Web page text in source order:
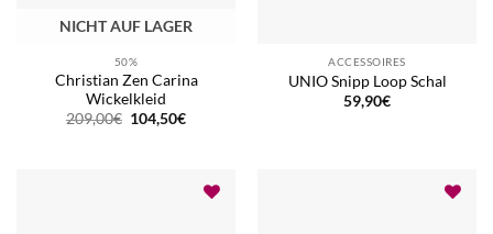
NICHT AUF LAGER
50%
Christian Zen Carina
Wickelkleid
209,00€ Ursprünglicher
Preis
104,50€Aktueller
ACCESSOIRES
UNIO Snipp Loop Schal
59,90€